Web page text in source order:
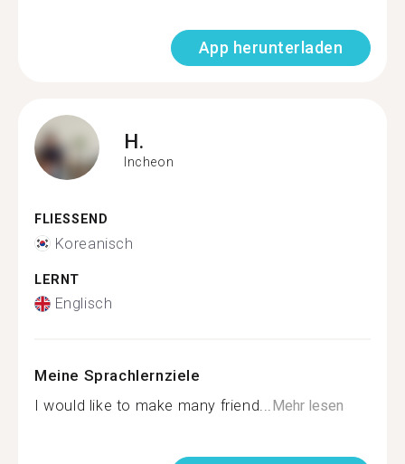
App herunterladen
H.
Incheon
FLIESSEND
Koreanisch
LERNT
Englisch
Meine Sprachlernziele
I would like to make many friend...Mehr lesen